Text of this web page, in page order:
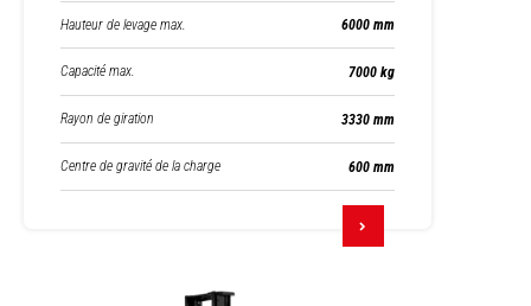
Hauteur de levage max. 6000 mm
Capacité max. 7000 kg
Rayon de giration 3330 mm
Centre de gravité de la charge 600 mm